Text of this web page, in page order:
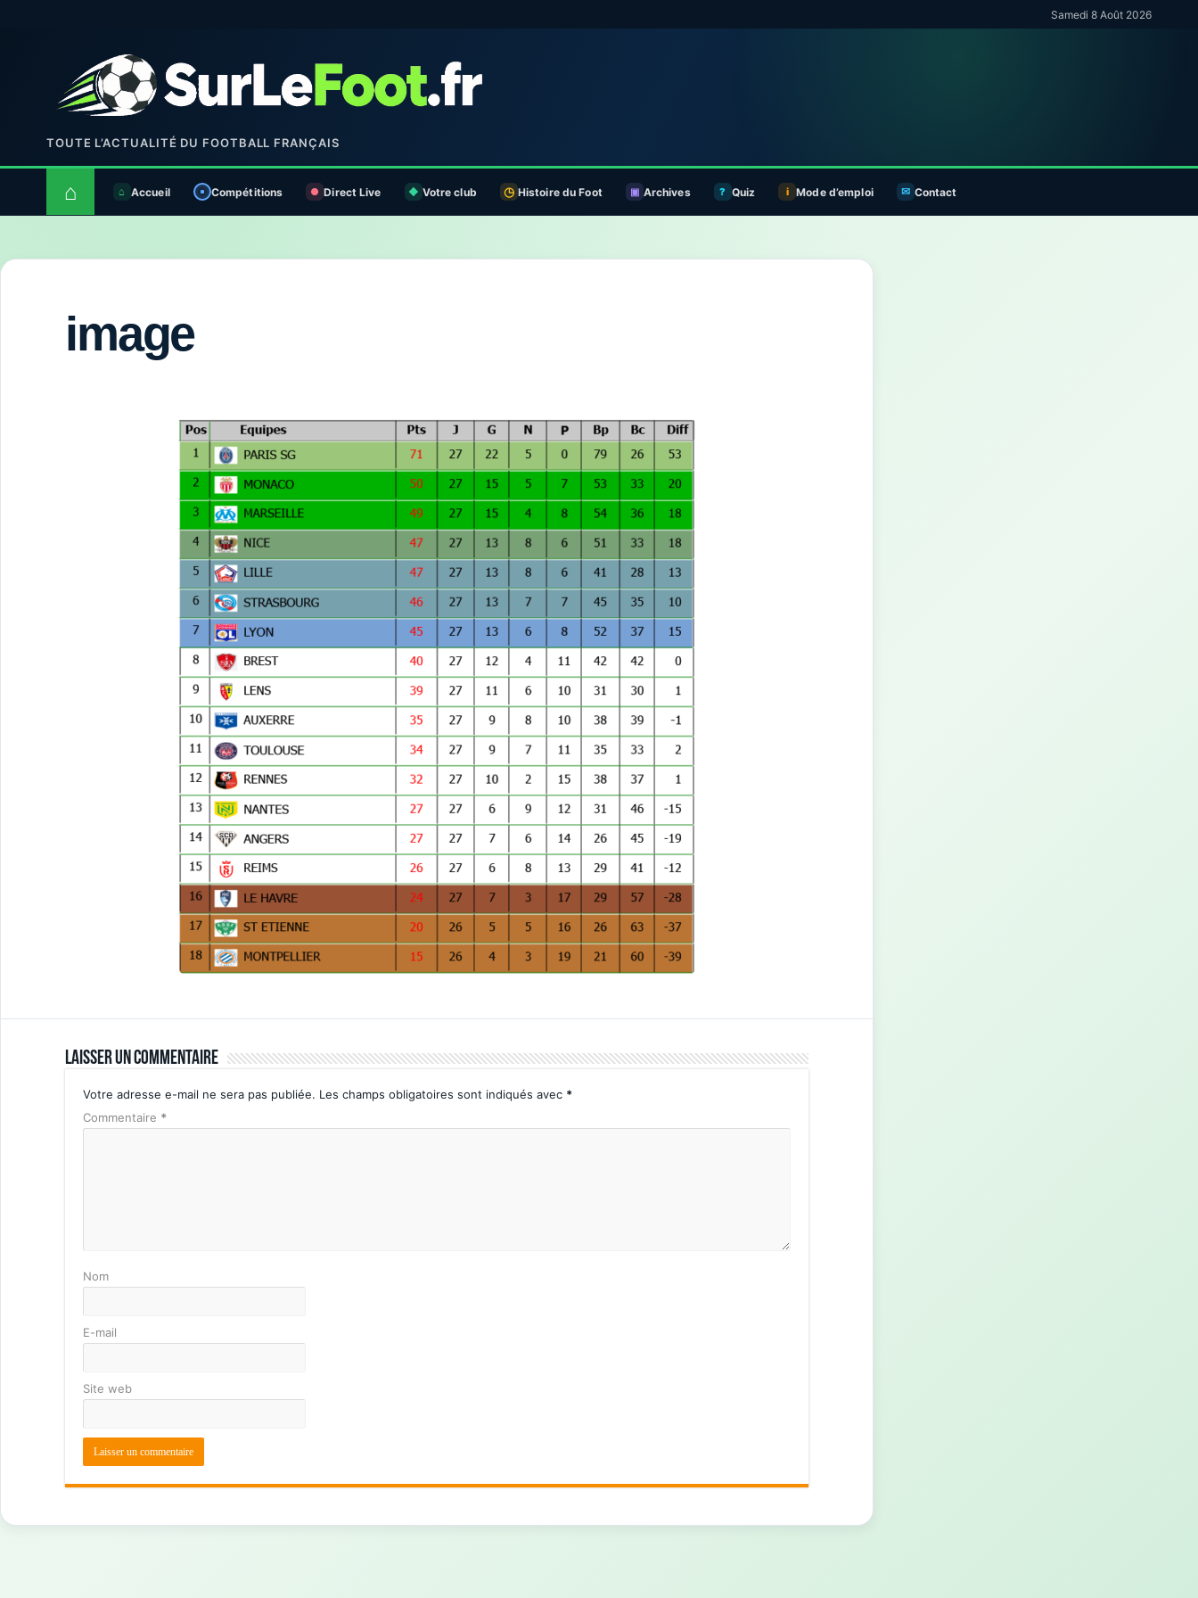
Samedi 8 Août 2026
TOUTE L’ACTUALITÉ DU FOOTBALL FRANÇAIS
⌂ Accueil Compétitions Direct Live Votre club Histoire du Foot Archives Quiz Mode d’emploi Contact
image
Laisser un commentaire
Votre adresse e-mail ne sera pas publiée. Les champs obligatoires sont indiqués avec *
Commentaire *
Nom
E-mail
Site web